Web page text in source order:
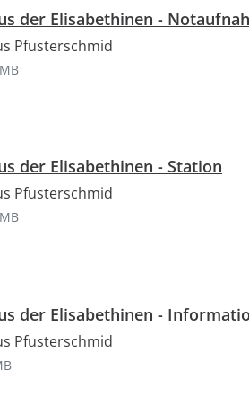
der Elisabethinen -
Pfusterschmid
der Elisabethinen - Station
Pfusterschmid
der Elisabethinen -
Pfusterschmid